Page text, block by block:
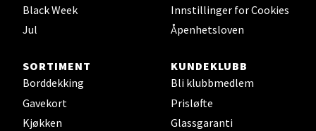
Black Week
Jul
Innstillinger for Cookies
Åpenhetsloven
SORTIMENT
Borddekking
Gavekort
Kjøkken
KUNDEKLUBB
Bli klubbmedlem
Prisløfte
Glassgaranti
Steinkjer - Thon Senter Steinkjer
Sjøfartsgata 2, 7714 Steinkjer
Åpent i dag 10-20
0 i butikk